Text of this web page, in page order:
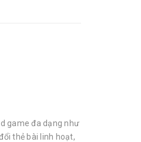
game đa dạng như
thẻ bài linh hoạt,